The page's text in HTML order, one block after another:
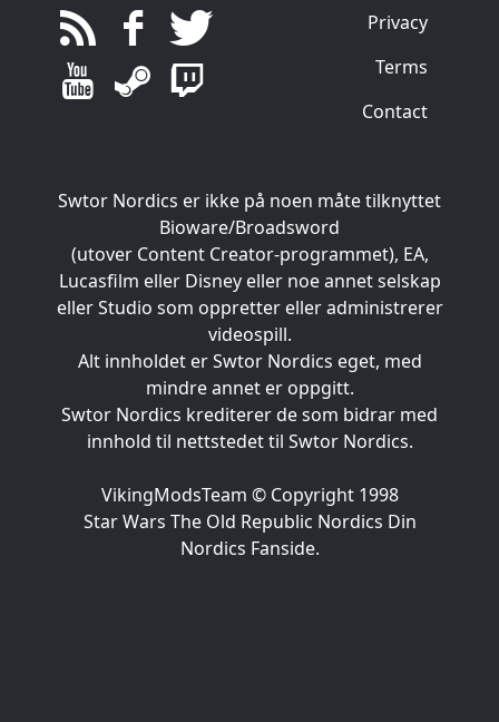
Privacy
Terms
Contact
Swtor Nordics er ikke på noen måte tilknyttet
Bioware/Broadsword
(utover Content Creator-programmet), EA,
Lucasfilm eller Disney eller noe annet selskap
eller Studio som oppretter eller administrerer
videospill.
Alt innholdet er Swtor Nordics eget, med
mindre annet er oppgitt.
Swtor Nordics krediterer de som bidrar med
innhold til nettstedet til Swtor Nordics.
VikingModsTeam © Copyright 1998
Star Wars The Old Republic Nordics Din
Nordics Fanside.